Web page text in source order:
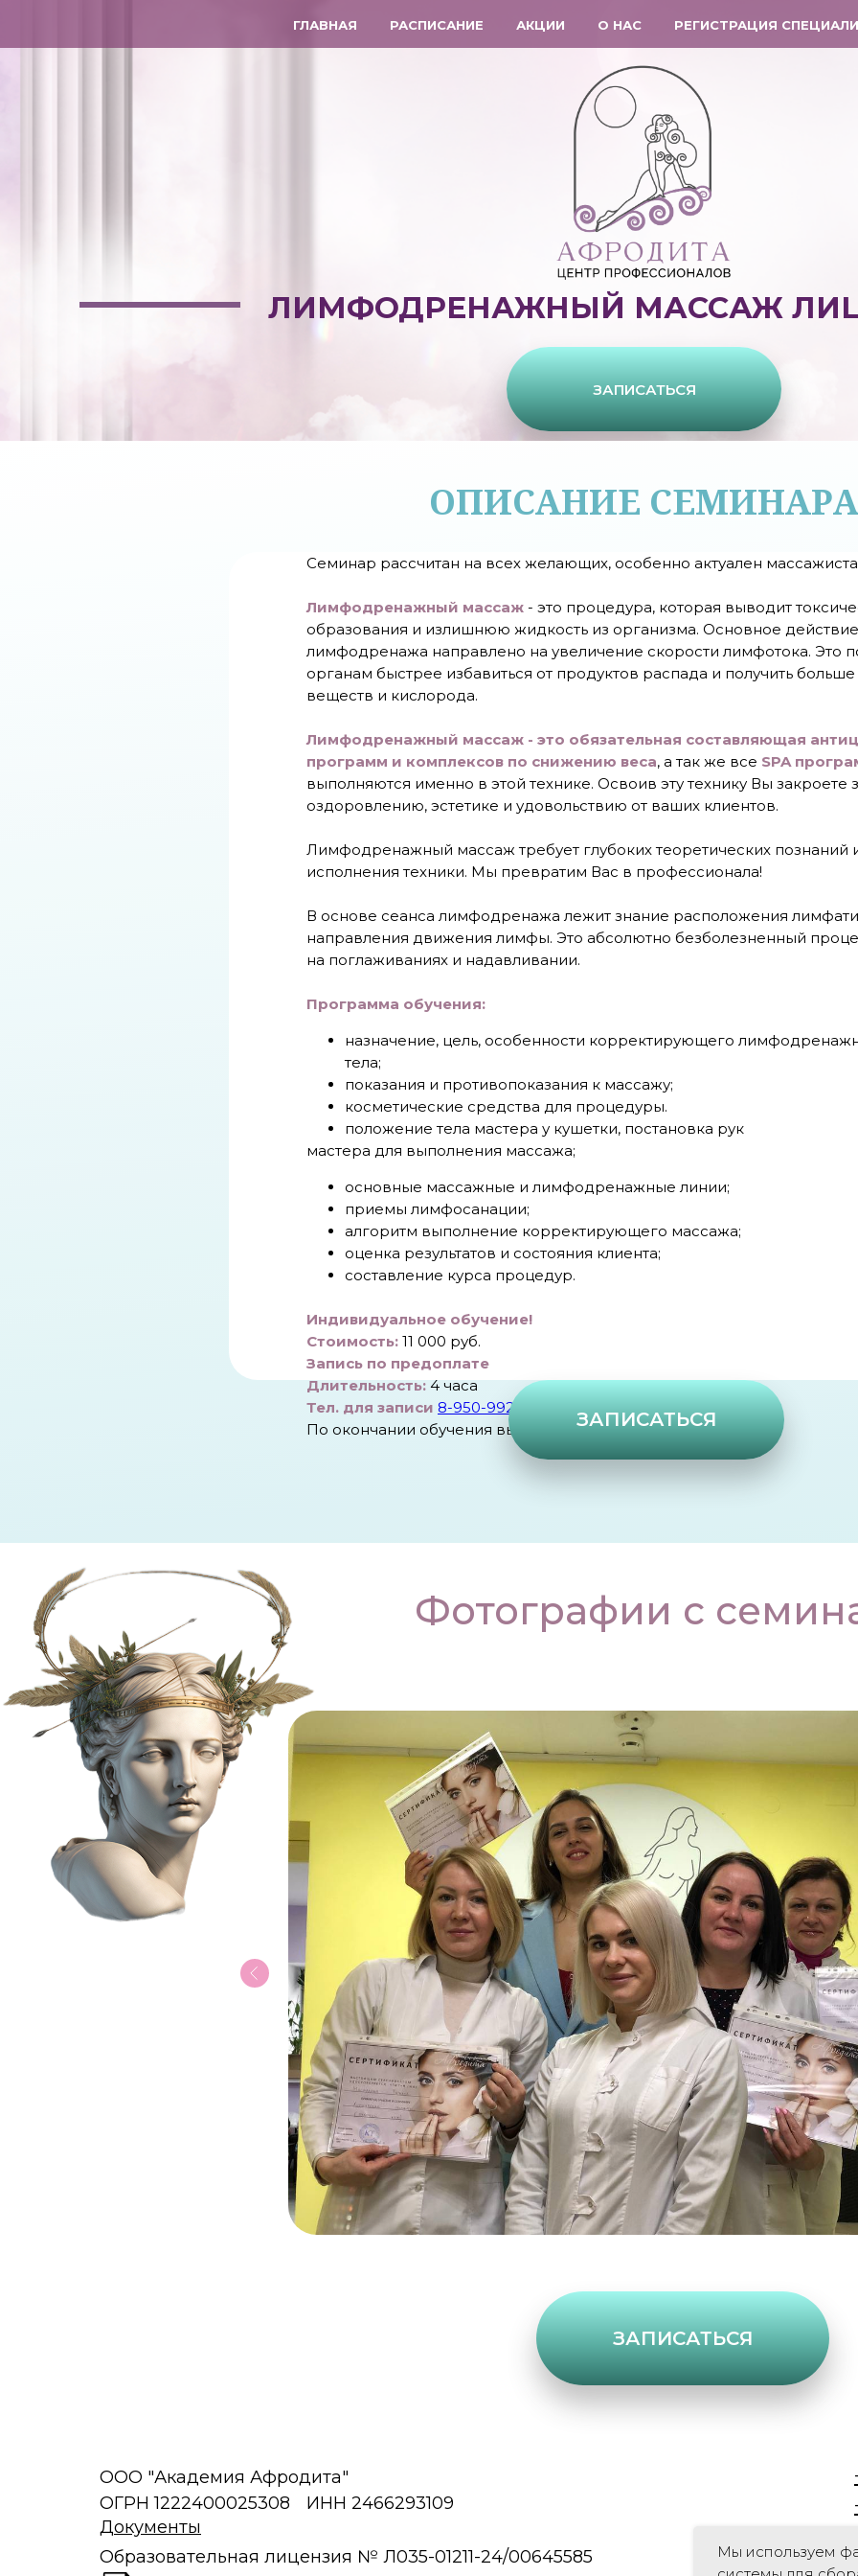
ГЛАВНАЯ РАСПИСАНИЕ АКЦИИ О НАС РЕГИСТРАЦИЯ
ЛИМФОДРЕНАЖНЫЙ МАССАЖ
ЗАПИСАТЬСЯ
ОПИСАНИЕ СЕМИНАРА
Семинар рассчитан на всех желающих, особенно актуален
Лимфодренажный массаж - это процедура, которая выводит
образования и излишнюю жидкость из организма. Основное действие
лимфодренажа направлено на увеличение скорости лимфотока. Это
органам быстрее избавиться от продуктов распада и получить больше
веществ и кислорода.
Лимфодренажный массаж - это обязательная составляющая
программ и комплексов по снижению веса, а так же все SPA
выполняются именно в этой технике. Освоив эту технику Вы закроете
оздоровлению, эстетике и удовольствию от ваших клиентов.
Лимфодренажный массаж требует глубоких теоретических познаний
исполнения техники. Мы превратим Вас в профессионала!
В основе сеанса лимфодренажа лежит знание расположения
направления движения лимфы. Это абсолютно безболезненный
на поглаживаниях и надавливании.
Программа обучения:
назначение, цель, особенности корректирующего
тела;
показания и противопоказания к массажу;
косметические средства для процедуры.
положение тела мастера у кушетки, постановка рук
мастера для выполнения массажа;
основные массажные и лимфодренажные линии;
приемы лимфосанации;
алгоритм выполнение корректирующего массажа;
оценка результатов и состояния клиента;
составление курса процедур.
Индивидуальное обучение!
Стоимость: 11 000 руб.
Запись по предоплате
Длительность:4 часа
Тел. для записи 8-950-992-77-26
По окончании обучения выдается сертификат.
ЗАПИСАТЬСЯ
Фотографии с
ЗАПИСАТЬСЯ
ООО "Академия Афродита"
ОГРН 1222400025308
ИНН 2466293109
Документы
Образовательная лицензия № Л035-01211-24/00645585
Мы используем